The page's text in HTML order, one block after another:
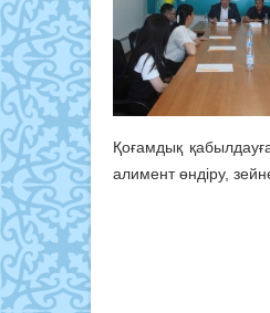
Қоғамдық
алимент өндіру,